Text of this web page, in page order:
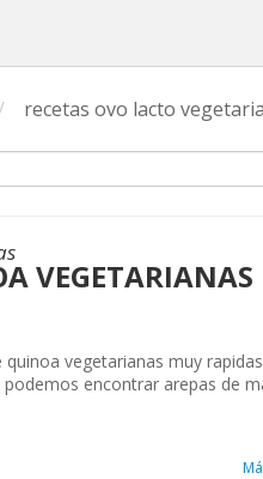
recetas ovo lacto
vegetarianas muy
encontrar arepas de